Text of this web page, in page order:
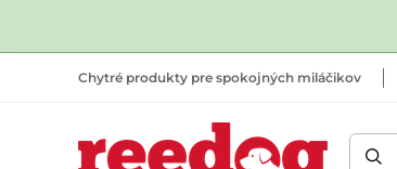
Chytré produkty pre spokojných miláčikov